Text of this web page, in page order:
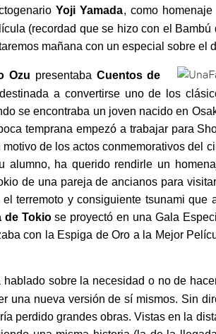
Yoji Yamada, como
(recordad que se hizo con el Bambú
mañana con un especial sobre el
Ozu presentaba Cuentos de
a convertirse uno de los
se encontraba un joven nacido en
temprana empezó a trabajar para
motivo de los actos conmemorativos del
alumno, ha querido rendirle un
de una pareja de ancianos para
terremoto y consiguiente tsunami que
de Tokiose proyectó en una Gala
con la Espiga de Oro a la Mejor
hablado sobre la necesidad o no de
una nueva versión de sí mismos. Sin
perdido grandes obras. Vistas en la